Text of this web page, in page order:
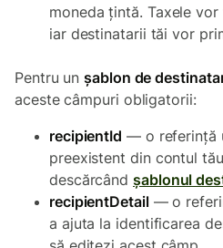
moneda țintă. Taxele
iar destinatarii tăi vor
Pentru unșablon de
aceste câmpuri obligatorii:
recipientId — o referință
preexistent din contul
descărcândșablonul
recipientDetail— o
a ajuta la identificarea